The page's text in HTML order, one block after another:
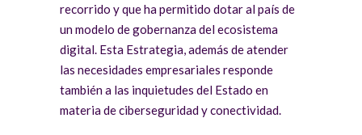
recorrido y que ha permitido dotar al país de
un modelo de gobernanza del ecosistema
digital. Esta Estrategia, además de atender
las necesidades empresariales responde
también a las inquietudes del Estado en
materia de ciberseguridad y conectividad.